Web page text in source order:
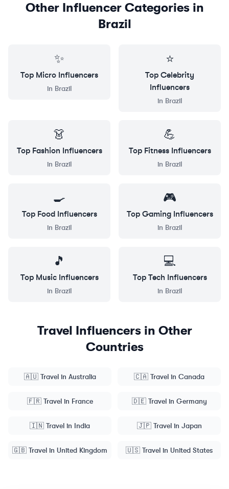
Other Influencer Categories in
Brazil
✨
Top Micro Influencers
in Brazil
⭐
Top Celebrity
Influencers
in Brazil
👗
Top Fashion Influencers
in Brazil
💪
Top FitnessInfluencers
in Brazil
🍳
Top FoodInfluencers
in Brazil
🎮
Top GamingInfluencers
in Brazil
🎵
Top MusicInfluencers
in Brazil
💻
Top Tech Influencers
in Brazil
Travel Influencers in Other
Countries
🇦🇺 Travelin Australia 🇨🇦 Travel in Canada
🇫🇷 Travelin France 🇩🇪 Travelin Germany
🇮🇳 Travel in India 🇯🇵 Travelin Japan
🇬🇧 Travel in United Kingdom 🇺🇸 Travel in United States